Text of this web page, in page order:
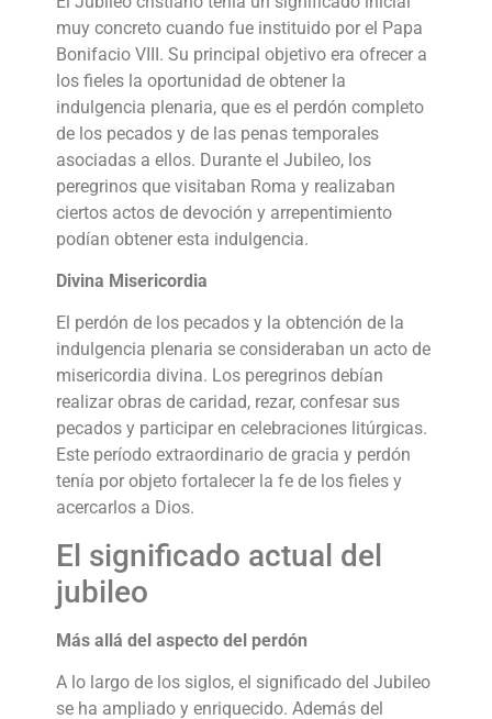
muy concreto cuando fue instituido por el Papa
Bonifacio VIII. Su principal objetivo era ofrecer a
los fieles la oportunidad de obtener la
indulgencia plenaria, que es el perdón completo
de los pecados y de las penas temporales
asociadas a ellos. Durante el Jubileo, los
peregrinos que visitaban Roma y realizaban
ciertos actos de devoción y arrepentimiento
podían obtener esta indulgencia.
Divina Misericordia
El perdón de los pecados y la obtención de la
indulgencia plenaria se consideraban un acto de
misericordia divina. Los peregrinos debían
realizar obras de caridad, rezar, confesar sus
pecados y participar en celebraciones litúrgicas.
Este período extraordinario de gracia y perdón
tenía por objeto fortalecer la fe de los fieles y
acercarlos a Dios.
El significado actual del
jubileo
Más allá del aspecto del perdón
A lo largo de los siglos, el significado del Jubileo
se ha ampliado y enriquecido. Además del